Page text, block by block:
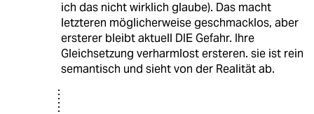
ich das nicht wirklich glaube). Das macht
letzteren möglicherweise geschmacklos, aber
ersterer bleibt aktuell DIE Gefahr. Ihre
Gleichsetzung verharmlost ersteren. sie ist rein
semantisch und sieht von der Realität ab.